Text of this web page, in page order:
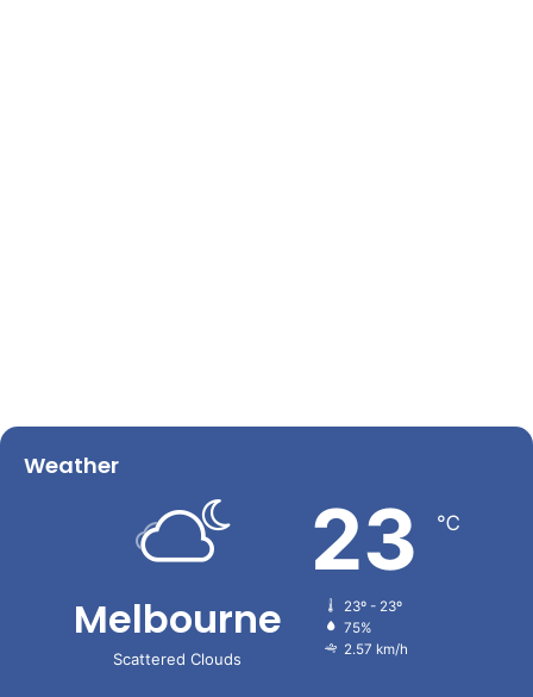
Weather
Melbourne
Scattered Clouds
23 ℃
23º - 23º
75%
2.57 km/h